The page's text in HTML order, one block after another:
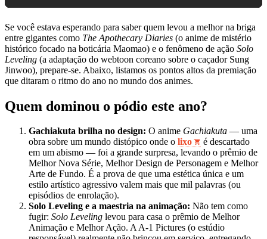
Se você estava esperando para saber quem levou a melhor na briga
entre gigantes como The Apothecary Diaries (o anime de mistério
histórico focado na boticária Maomao) e o fenômeno de ação Solo
Leveling (a adaptação do webtoon coreano sobre o caçador Sung
Jinwoo), prepare-se. Abaixo, listamos os pontos altos da premiação
que ditaram o ritmo do ano no mundo dos animes.
Quem dominou o pódio este ano?
Gachiakuta brilha no design: O anime Gachiakuta — uma
obra sobre um mundo distópico onde o lixo
é descartado
em um abismo — foi a grande surpresa, levando o prêmio de
Melhor Nova Série, Melhor Design de Personagem e Melhor
Arte de Fundo. É a prova de que uma estética única e um
estilo artístico agressivo valem mais que mil palavras (ou
episódios de enrolação).
Solo Leveling e a maestria na animação: Não tem como
fugir: Solo Leveling levou para casa o prêmio de Melhor
Animação e Melhor Ação. A A-1 Pictures (o estúdio